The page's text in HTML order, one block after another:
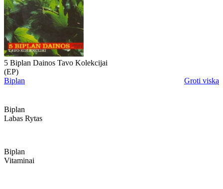
5 Biplan Dainos Tavo Kolekcijai
(EP)
Biplan
Groti viską
Biplan
Labas Rytas
Biplan
Vitaminai